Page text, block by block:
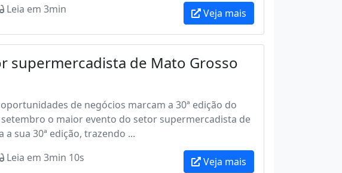
Leia em 3min Veja mais
supermercadista de Mato Grosso
de negócios marcam a 30ª edição do
o maior evento do setor supermercadista de
a sua 30ª edição, trazendo ...
Leia em 3min 10s Veja mais